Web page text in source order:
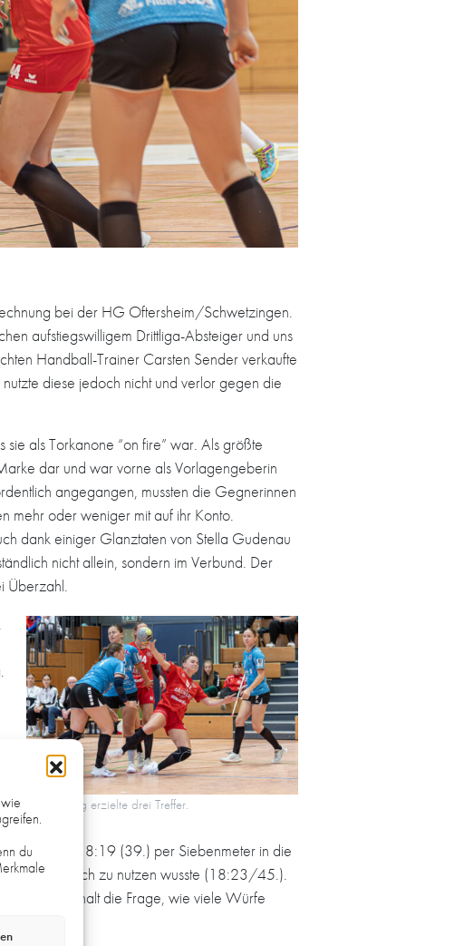
du
bei der HG Oftersheim/Schwetzingen.
aufstiegswilligem Drittliga-Absteiger und uns
Handball-Trainer Carsten Sender verkaufte
diese jedoch nicht und verlor gegen die
als Torkanone “on fire” war. Als größte
dar und war vorne als Vorlagengeberin
angegangen, mussten die Gegnerinnen
mehr oder weniger mit auf ihr Konto.
dank einiger Glanztaten von Stella Gudenau
nicht allein, sondern im Verbund. Der
Überzahl.
Jasmin Jung erzielte drei Treffer.
gerade das 18:19 (39.) per Siebenmeter in die
für sich zu nutzen wusste (18:23/45.).
„Es ist halt die Frage, wie viele Würfe